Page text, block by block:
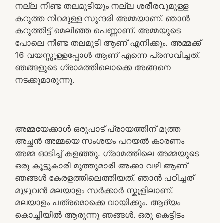
നല്ല നീണ്ട തലമുടിയും നല്ല ശരീരവുമുള്ള
കറുത്ത നിറമുള്ള സുന്ദരി അമ്മയാണ്. ഞാൻ
കറുത്തിട്ട് മെലിഞ്ഞ പെണ്ണാണ്. അമ്മയുടെ
പോലെ നീണ്ട തലമുടി ആണ് എനിക്കും. അമ്മക്ക്
16 വയസ്സുള്ളപ്പോൾ ആണ് എന്നെ പ്രസവിച്ചത്.
ഞങ്ങളുടെ ഗ്രാമത്തിലൊക്കെ അങ്ങനെ
നടക്കുമാരുന്നു.
അമ്മയേക്കാൾ ഒരുപാട് പ്രായത്തിന് മൂത്ത
അച്ഛൻ അമ്മയെ സംശയം പറയൽ കാരണം
അമ്മ ഓടിച്ച് കളഞ്ഞു. ഗ്രാമത്തിലെ അമ്മയുടെ
ഒരു കൂട്ടുകാരി മുത്തുമാരി അക്കാ വഴി ആണ്
ഞങ്ങൾ കേരളത്തിലെത്തിയത്. ഞാൻ പഠിച്ചത്
മുഴുവൻ മലയാളം സർക്കാർ സ്കൂളിലാണ്.
മലയാളം പത്രമൊക്കെ വായിക്കും. ആദ്യം
കൊച്ചിയിൽ ആരുന്നു ഞങ്ങൾ. ഒരു കെട്ടിടം